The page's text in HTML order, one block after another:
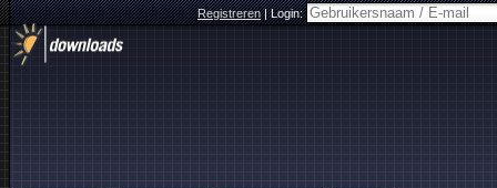
Registreren|Login: